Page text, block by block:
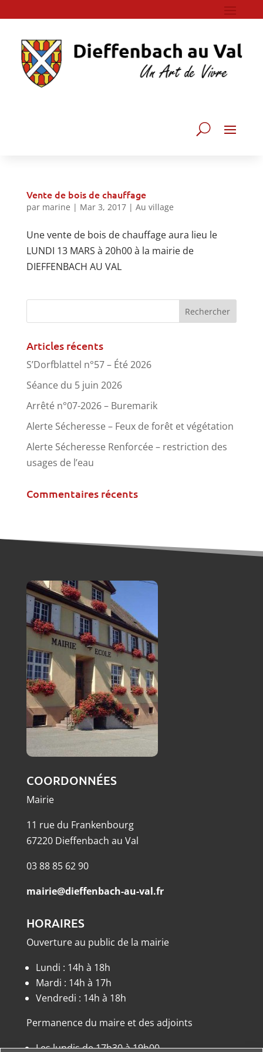
Vente de bois de chauffage
par marine | Mar 3, 2017| Au village
Une vente de bois de chauffage aura lieu le
LUNDI 13 MARS à 20h00 à la mairie de
DIEFFENBACH AU VAL
Articles récents
S’Dorfblattel n°57 – Été 2026
Séance du 5 juin 2026
Arrêté n°07-2026 – Buremarik
Alerte Sécheresse – Feux de forêt et végétation
Alerte Sécheresse Renforcée – restriction des
usages de l’eau
Commentaires récents
COORDONNÉES
Mairie
11 rue du Frankenbourg
67220 Dieffenbach au Val
03 88 85 62 90
mairie@dieffenbach-au-val.fr
HORAIRES
Ouverture au public de la mairie
Lundi : 14h à 18h
Mardi : 14h à 17h
Vendredi : 14h à 18h
Permanence du maire et des adjoints
Les lundis de 17h30 à 19h00